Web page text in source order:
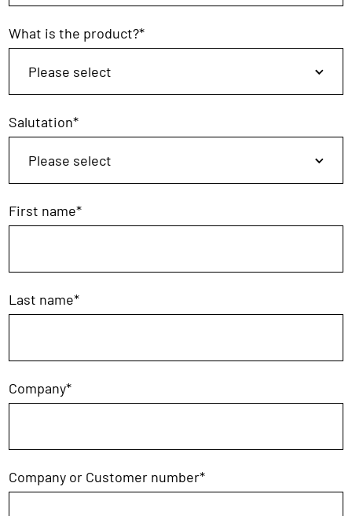
What is the product?*
Salutation*
First name*
Last name*
Company*
Company or Customer number*